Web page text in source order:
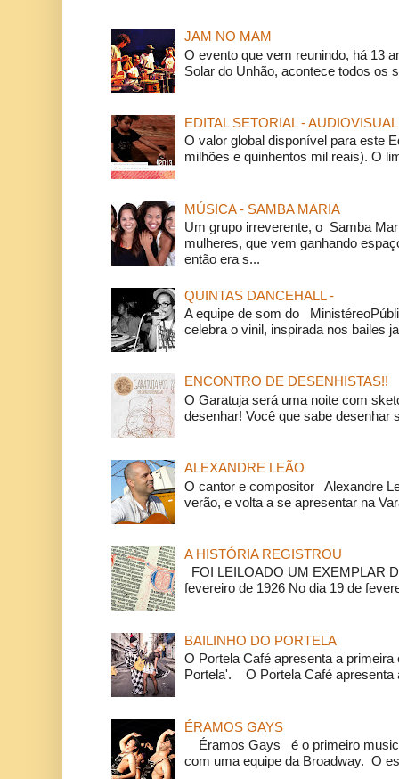
JAM NO MAM
O evento que vem reunindo, há 13
Solar do Unhão, acontece todos os
EDITAL SETORIAL - AUDIOVISUAL
O valor global disponível para este
milhões e quinhentos mil reais). O
MÚSICA - SAMBA MARIA
Um grupo irreverente, o Samba
mulheres, que vem ganhando
então era s...
QUINTAS DANCEHALL -
A equipe de som do
celebra o vinil, inspirada nos bailes
ENCONTRO DE DESENHISTAS!!
O Garatuja será uma noite com
desenhar! Você que sabe desenhar
ALEXANDRE LEÃO
O cantor e compositor Alexandre
verão, e volta a se apresentar na
A HISTÓRIA REGISTROU
FOI LEILOADO UM EXEMPLAR
fevereiro de 1926 No dia 19 de
BAILINHO DO PORTELA
O Portela Café apresenta a
Portela'. O Portela Café apresenta
ÉRAMOS GAYS
Éramos Gays é o primeiro
com uma equipe da Broadway. O